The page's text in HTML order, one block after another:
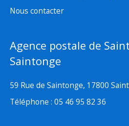
Nous contacter
Agence postale de
Saintonge
59 Rue de Saintonge, 17800
Téléphone : 05 46 95 82 36